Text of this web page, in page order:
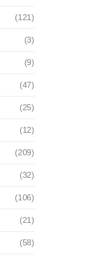
(121)
(3)
(9)
(47)
(25)
(12)
(209)
(32)
(106)
(21)
(58)